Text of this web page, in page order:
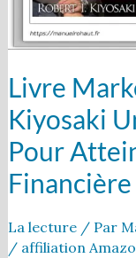
Livre
Kiyosaki
Pour
Financière
La lecture/ Par
/ affiliation
pour
atteindre
liberté
financière